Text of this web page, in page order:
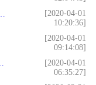
[2020-04-01
10:20:36]
[2020-04-01
09:14:08]
[2020-04-01
06:35:27]